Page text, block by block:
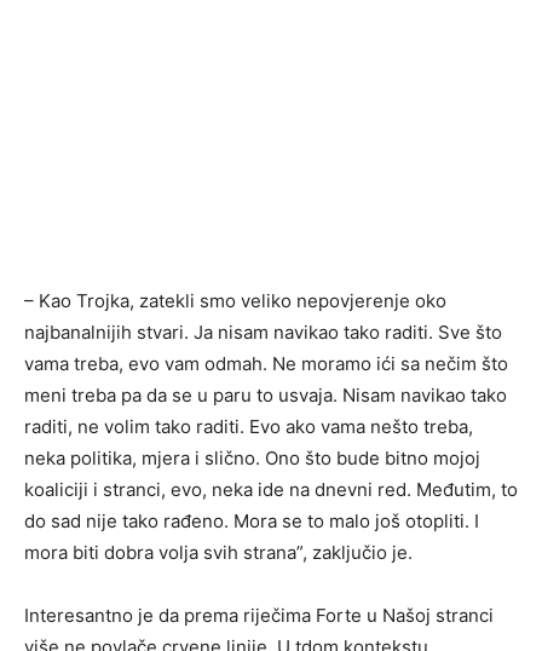
– Kao Trojka, zatekli smo veliko nepovjerenje oko
najbanalnijih stvari. Ja nisam navikao tako raditi. Sve što
vama treba, evo vam odmah. Ne moramo ići sa nečim što
meni treba pa da se u paru to usvaja. Nisam navikao tako
raditi, ne volim tako raditi. Evo ako vama nešto treba,
neka politika, mjera i slično. Ono što bude bitno mojoj
koaliciji i stranci, evo, neka ide na dnevni red. Međutim, to
do sad nije tako rađeno. Mora se to malo još otopliti. I
mora biti dobra volja svih strana”, zaključio je.
Interesantno je da prema riječima Forte u Našoj stranci
više ne povlače crvene linije, U tdom kontekstu